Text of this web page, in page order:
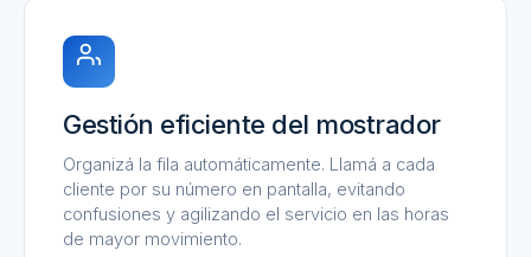
Gestión eficiente del mostrador
Organizá la fila automáticamente. Llamá a cada
cliente por su número en pantalla, evitando
confusiones y agilizando el servicio en las horas
de mayor movimiento.